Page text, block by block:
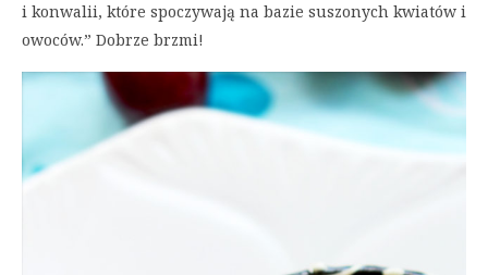
i konwalii, które spoczywają na bazie suszonych kwiatów i
owoców.” Dobrze brzmi!